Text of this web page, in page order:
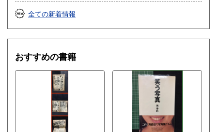
全ての新着情報
おすすめの書籍